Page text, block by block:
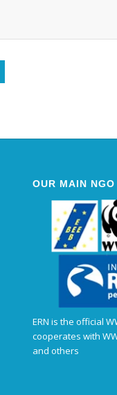
OUR MAIN
ERN is the official
cooperates with
and others